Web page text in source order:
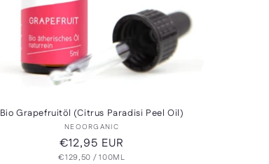
Bio Grapefruitöl (Citrus Paradisi Peel Oil)
Anbieter:
NEOORGANIC
Normaler
Preis
€12,95 EUR
GRUNDPREIS
€129,50 /PRO
100ML